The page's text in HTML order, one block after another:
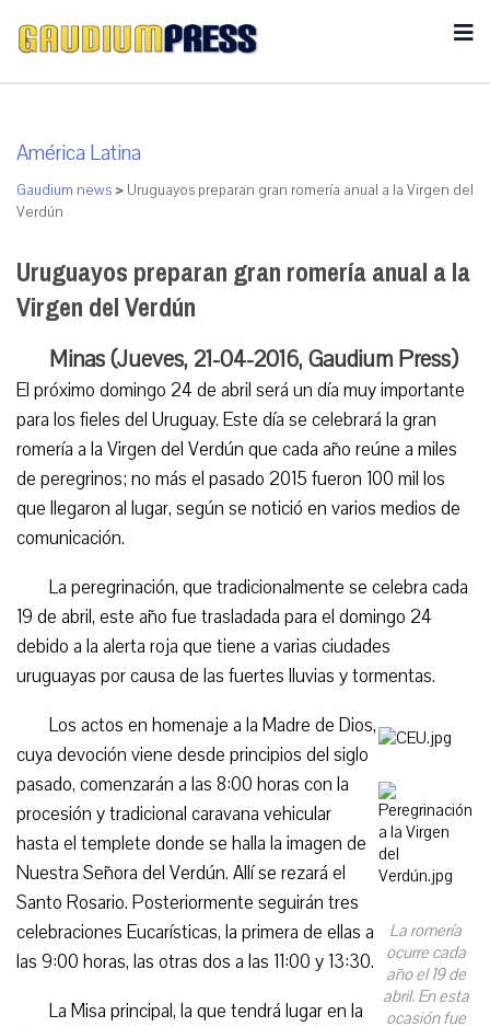
América Latina
Gaudium news > Uruguayos preparan gran romería anual a la Virgen del
Verdún
Uruguayos preparan gran romería anual a la
Virgen del Verdún
Minas (Jueves, 21-04-2016, Gaudium Press)
El próximo domingo 24 de abril será un día muy importante
para los fieles del Uruguay. Este día se celebrará la gran
romería a la Virgen del Verdún que cada año reúne a miles
de peregrinos; no más el pasado 2015 fueron 100 mil los
que llegaron al lugar, según se notició en varios medios de
comunicación.
La peregrinación, que tradicionalmente se celebra cada
19 de abril, este año fue trasladada para el domingo 24
debido a la alerta roja que tiene a varias ciudades
uruguayas por causa de las fuertes lluvias y tormentas.
La romería
ocurre cada
año el 19 de
abril. En esta
ocasión fue
Los actos en homenaje a la Madre de Dios,
cuya devoción viene desde principios del siglo
pasado, comenzarán a las 8:00 horas con la
procesión y tradicional caravana vehicular
hasta el templete donde se halla la imagen de
Nuestra Señora del Verdún. Allí se rezará el
Santo Rosario. Posteriormente seguirán tres
celebraciones Eucarísticas, la primera de ellas a
las 9:00 horas, las otras dos a las 11:00 y 13:30.
La Misa principal, la que tendrá lugar en la